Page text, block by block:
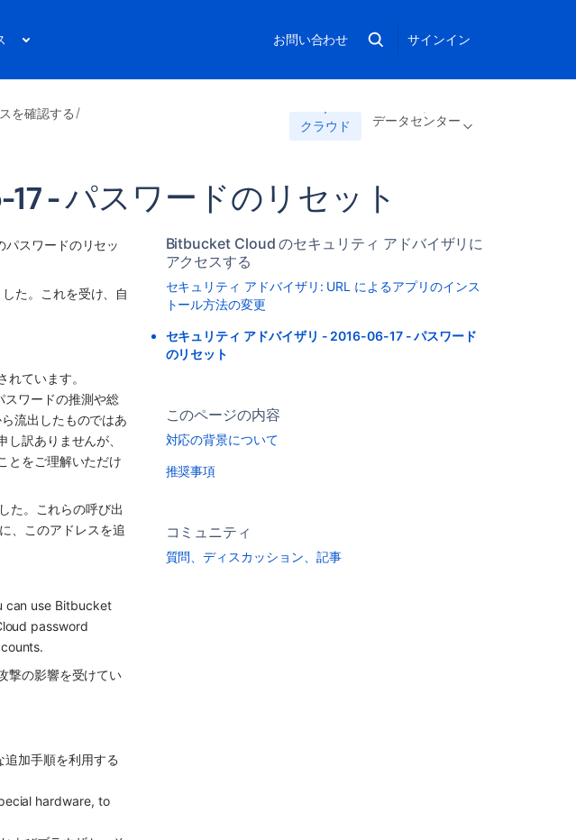
お問い合わせ サインイン
を確認する
クラウド データセンター
- パスワードのリセット
スワードのリセッ
た。これを受け、自
ています。
ワードの推測や総
流出したものではあ
訳ありませんが、
とをご理解いただけ
た。これらの呼び出
、このアドレスを追
can use Bitbucket
password
撃の影響を受けてい
加手順を利用する
hardware, to
Bitbucket Cloud のセキュリティ アドバイザリに
アクセスする
セキュリティ アドバイザリ: URL によるアプリのインス
トール方法の変更
セキュリティ アドバイザリ - 2016-06-17 - パスワード
のリセット
このページの内容
対応の背景について
推奨事項
コミュニティ
質問、ディスカッション、記事